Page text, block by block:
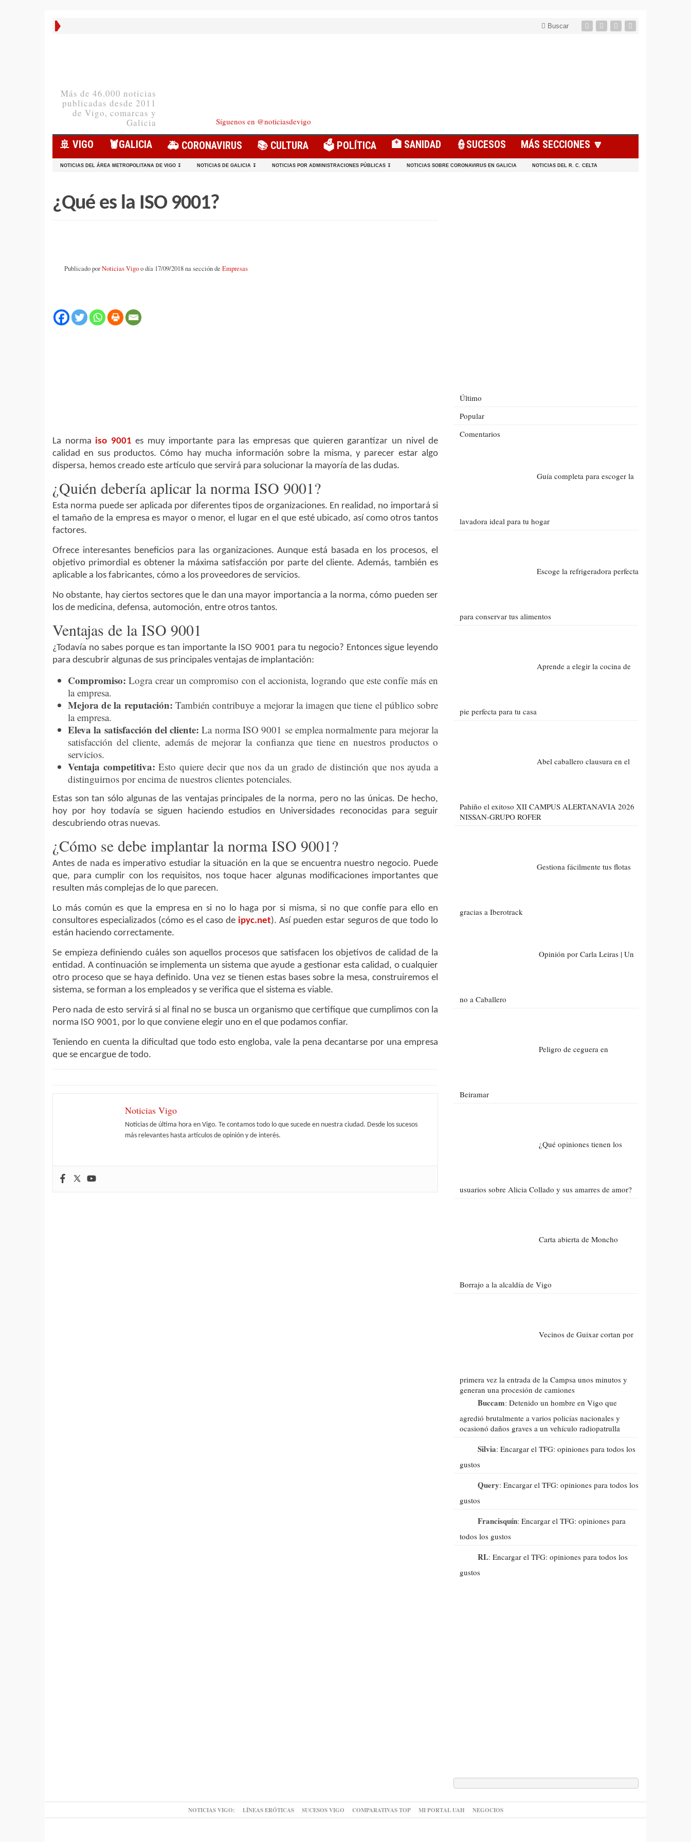
Buscar
Más de 46.000 noticias
publicadas desde 2011
de Vigo, comarcas y
Galicia
Síguenos en @noticiasdevigo
🚢 VIGO 🦞️GALICIA 🚑 CORONAVIRUS 📚 CULTURA 🗳️ POLÍTICA 🏥 SANIDAD 👮SUCESOS MÁS SECCIONES 🔽
NOTICIAS DEL ÁREA METROPOLITANA DE VIGO ↧ NOTICIAS DE GALICIA ↧ NOTICIAS POR ADMINISTRACIONES PÚBLICAS ↧ NOTICIAS SOBRE CORONAVIRUS EN GALICIA NOTICIAS DEL R. C. CELTA
¿Qué es la ISO 9001?
Publicado porNoticias Vigoo día 17/09/2018 na sección de Empresas
La normaiso 9001 es muy importante para las empresas que quieren garantizar un nivel de
calidad en sus productos. Cómo hay mucha información sobre la misma, y parecer estar algo
dispersa, hemos creado este artículo que servirá para solucionar la mayoría de las dudas.
¿Quién debería aplicar la norma ISO 9001?
Esta norma puede ser aplicada por diferentes tipos de organizaciones. En realidad, no importará si
el tamaño de la empresa es mayor o menor, el lugar en el que esté ubicado, así como otros tantos
factores.
Ofrece interesantes beneficios para las organizaciones. Aunque está basada en los procesos, el
objetivo primordial es obtener la máxima satisfacción por parte del cliente. Además, también es
aplicable a los fabricantes, cómo a los proveedores de servicios.
No obstante, hay ciertos sectores que le dan una mayor importancia a la norma, cómo pueden ser
los de medicina, defensa, automoción, entre otros tantos.
Ventajas de la ISO 9001
¿Todavía no sabes porque es tan importante la ISO 9001 para tu negocio? Entonces sigue leyendo
para descubrir algunas de sus principales ventajas de implantación:
Compromiso:Logra crear un compromiso con el accionista, logrando que este confíe más en
la empresa.
Mejora de la reputación: También contribuye a mejorar la imagen que tiene el público sobre
la empresa.
Eleva la satisfacción del cliente:La norma ISO 9001 se emplea normalmente para mejorar la
satisfacción del cliente, además de mejorar la confianza que tiene en nuestros productos o
servicios.
Ventaja competitiva:Esto quiere decir que nos da un grado de distinción que nos ayuda a
distinguirnos por encima de nuestros clientes potenciales.
Estas son tan sólo algunas de las ventajas principales de la norma, pero no las únicas. De hecho,
hoy por hoy todavía se siguen haciendo estudios en Universidades reconocidas para seguir
descubriendo otras nuevas.
¿Cómo se debe implantar la norma ISO 9001?
Antes de nada es imperativo estudiar la situación en la que se encuentra nuestro negocio. Puede
que, para cumplir con los requisitos, nos toque hacer algunas modificaciones importantes que
resulten más complejas de lo que parecen.
Lo más común es que la empresa en si no lo haga por si misma, si no que confíe para ello en
consultores especializados (cómo es el caso deipyc.net). Así pueden estar seguros de que todo lo
están haciendo correctamente.
Se empieza definiendo cuáles son aquellos procesos que satisfacen los objetivos de calidad de la
entidad. A continuación se implementa un sistema que ayude a gestionar esta calidad, o cualquier
otro proceso que se haya definido. Una vez se tienen estas bases sobre la mesa, construiremos el
sistema, se forman a los empleados y se verifica que el sistema es viable.
Pero nada de esto servirá si al final no se busca un organismo que certifique que cumplimos con la
norma ISO 9001, por lo que conviene elegir uno en el que podamos confiar.
Teniendo en cuenta la dificultad que todo esto engloba, vale la pena decantarse por una empresa
que se encargue de todo.
Noticias Vigo
Noticias de última hora en Vigo. Te contamos todo lo que sucede en nuestra ciudad. Desde los sucesos
más relevantes hasta artículos de opinión y de interés.
Último
Popular
Comentarios
Guía completa para escoger la
lavadora ideal para tu hogar
Escoge la refrigeradora perfecta
para conservar tus alimentos
Aprende a elegir la cocina de
pie perfecta para tu casa
Abel caballero clausura en el
Pahiño el exitoso XII CAMPUS ALERTANAVIA 2026
NISSAN-GRUPO ROFER
Gestiona fácilmente tus flotas
gracias a Iberotrack
Opinión por Carla Leiras | Un
no a Caballero
Peligro de ceguera en
Beiramar
¿Qué opiniones tienen los
usuarios sobre Alicia Collado y sus amarres de amor?
Carta abierta de Moncho
Borrajo a la alcaldía de Vigo
Vecinos de Guixar cortan por
primera vez la entrada de la Campsa unos minutos y
generan una procesión de camiones
Buccam: Detenido un hombre en Vigo que
agredió brutalmente a varios policías nacionales y
ocasionó daños graves a un vehículo radiopatrulla
Silvia: Encargar el TFG: opiniones para todos los
gustos
Query: Encargar el TFG: opiniones para todos los
gustos
Francisquín: Encargar el TFG: opiniones para
todos los gustos
RL: Encargar el TFG: opiniones para todos los
gustos
NOTICIAS VIGO: LÍNEAS ERÓTICAS SUCESOS VIGO COMPARATIVAS TOP MI PORTAL UAH NEGOCIOS